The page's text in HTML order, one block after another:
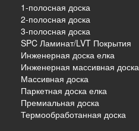
1-полосная доска
2-полосная доска
3-полосная доска
SPC Ламинат/LVT Покрытия
Инженерная доска елка
Инженерная массивная доска
Массивная доска
Паркетная доска елка
Премиальная доска
Термообработанная доска